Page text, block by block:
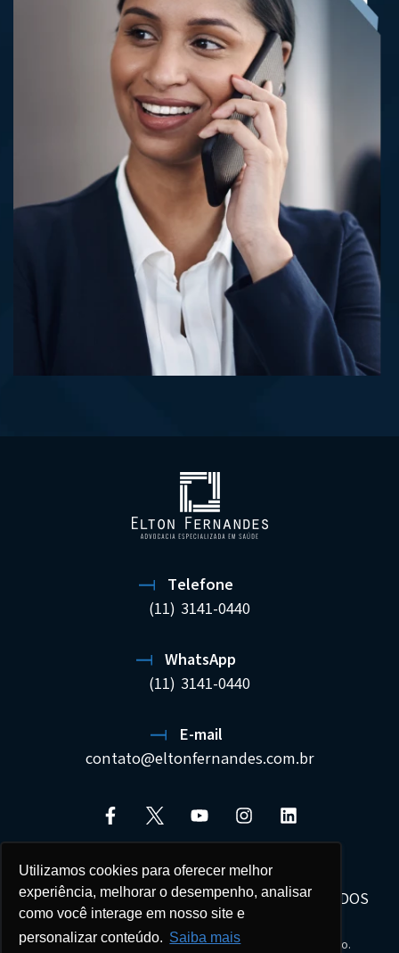
Utilizamos cookies para oferecer melhor
experiência, melhorar o desempenho, analisar
como você interage em nosso site e
personalizar conteúdo. Saiba mais
Telefone
(11) 3141-0440
WhatsApp
(11) 3141-0440
E-mail
contato@eltonfernandes.com.br
ELTON FERNANDES SOCIEDADE DE ADVOGADOS
22.692.544/0001-02
Seus dados estão protegidos e tratados com sigilo.